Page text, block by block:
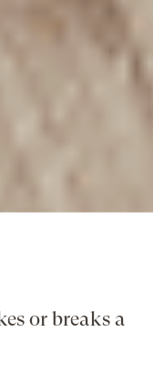
or breaks a